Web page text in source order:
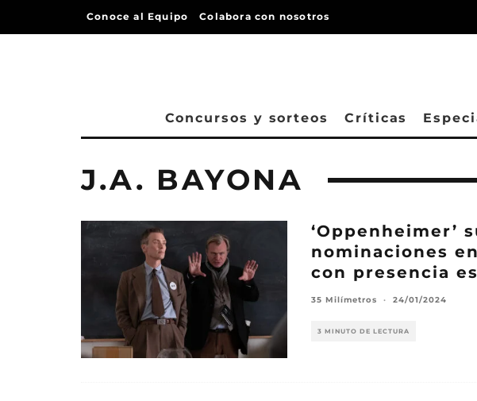
Conoce al Equipo Colabora con nosotros
Concursos y sorteos Críticas
J.A. BAYONA
‘Oppenheimer’
nominaciones
con presencia
35 Milímetros · 24/01/2024
3 MINUTO DE LECTURA